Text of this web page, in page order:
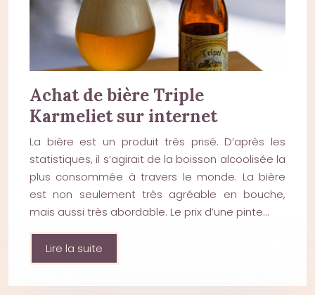
Achat de bière Triple
Karmeliet sur internet
La bière est un produit très prisé. D’après les
statistiques, il s’agirait de la boisson alcoolisée la
plus consommée à travers le monde. La bière
est non seulement très agréable en bouche,
mais aussi très abordable. Le prix d’une pinte…
Lire la suite